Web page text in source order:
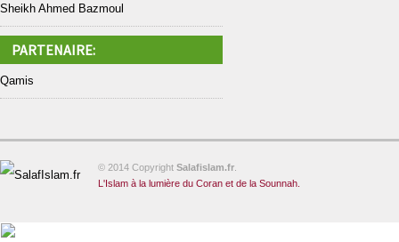
Sheikh Ahmed Bazmoul
PARTENAIRE:
Qamis
© 2014 Copyright Salafislam.fr
L'Islam à la lumière du Coran et de la Sounnah.